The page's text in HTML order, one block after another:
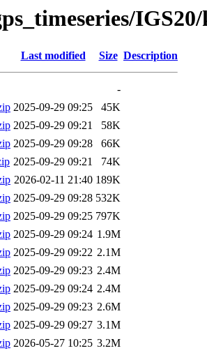
Last modified Size Description
-
2025-09-29 09:25
45K
2025-09-29 09:21
58K
2025-09-29 09:28
66K
2025-09-29 09:21
74K
2026-02-11 21:40 189K
2025-09-29 09:28 532K
2025-09-29 09:25 797K
2025-09-29 09:24 1.9M
2025-09-29 09:22 2.1M
2025-09-29 09:23 2.4M
2025-09-29 09:24 2.4M
2025-09-29 09:23 2.6M
2025-09-29 09:27 3.1M
2026-05-27 10:25 3.2M